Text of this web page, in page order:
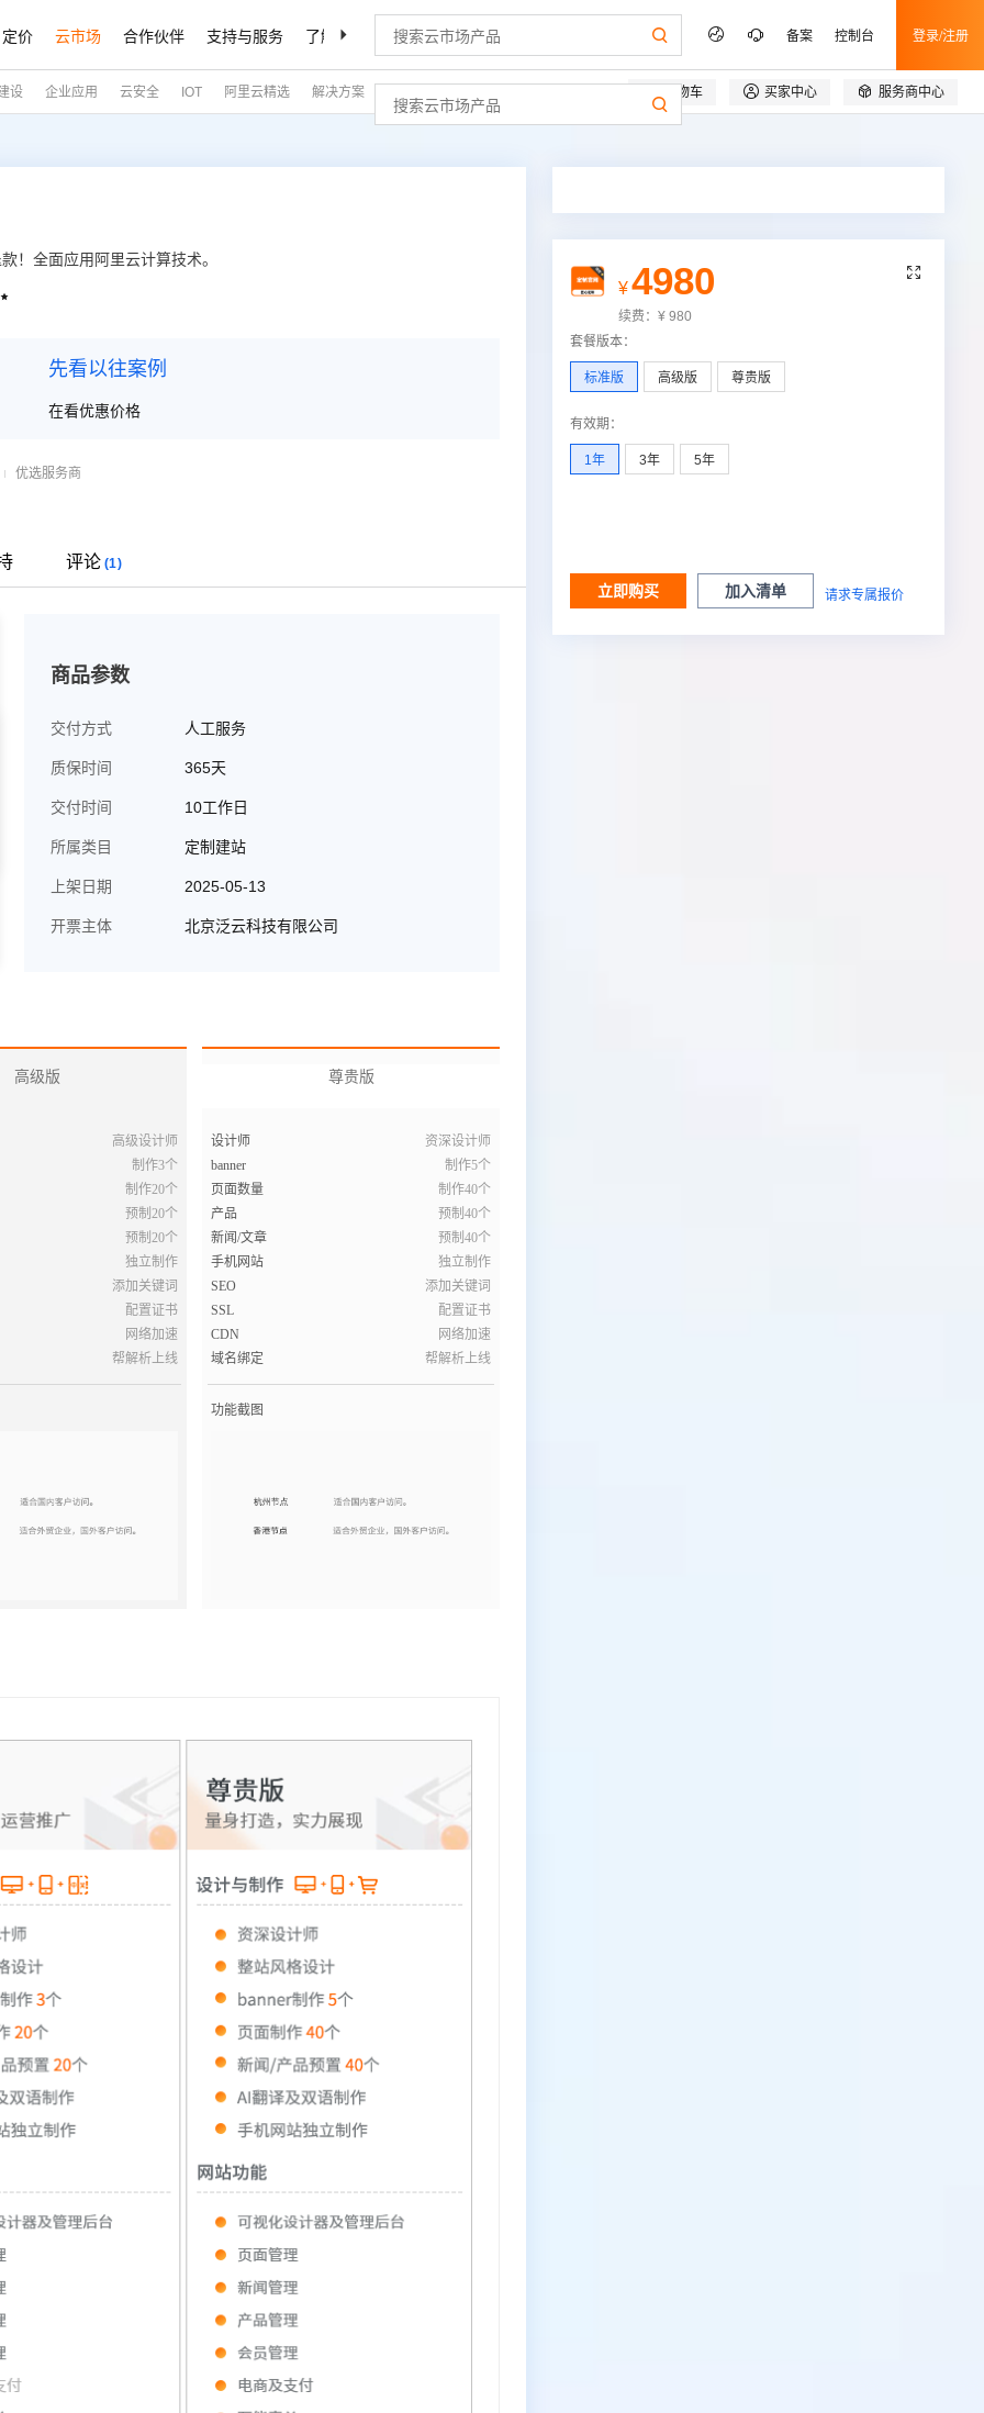
定价 云市场 合作伙伴 支持与服务 了解阿里云 备案 控制台 登录/注册
设 企业应用 云安全 IOT 阿里云精选 解决方案  购物车  买家中心  服务商中心
！全面应用阿里云计算技术。

先看以往案例
在看优惠价格
优选服务商
评论 (1)
商品参数
交付方式 人工服务
质保时间 365天
交付时间 10工作日
所属类目 定制建站
上架日期 2025-05-13
开票主体 北京泛云科技有限公司
高级版
高级设计师
制作3个
制作20个
预制20个
预制20个
独立制作
添加关键词
配置证书
网络加速
帮解析上线
尊贵版
设计师
资深设计师
banner
制作5个
页面数量
制作40个
产品
预制40个
新闻/文章
预制40个
手机网站
独立制作
SEO
添加关键词
SSL
配置证书
CDN
网络加速
域名绑定
帮解析上线
功能截图

¥ 4980
续费：¥ 980
套餐版本：
标准版 高级版 尊贵版
有效期 ：
1年 3年 5年
立即购买 加入清单 请求专属报价